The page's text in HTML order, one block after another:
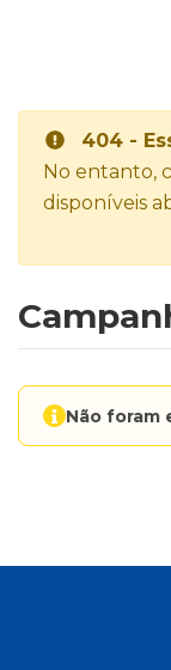
404 -
No entanto,
disponíveis
Não foram